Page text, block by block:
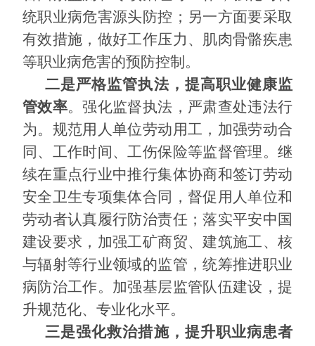
统职业病危害源头防控；另一方面要采取
有效措施，做好工作压力、肌肉骨骼疾患
等职业病危害的预防控制。
二是严格监管执法，提高职业健康监
管效率。强化监督执法，严肃查处违法行
为。规范用人单位劳动用工，加强劳动合
同、工作时间、工伤保险等监督管理。继
续在重点行业中推行集体协商和签订劳动
安全卫生专项集体合同，督促用人单位和
劳动者认真履行防治责任；落实平安中国
建设要求，加强工矿商贸、建筑施工、核
与辐射等行业领域的监管，统筹推进职业
病防治工作。加强基层监管队伍建设，提
升规范化、专业化水平。
三是强化救治措施，提升职业病患者